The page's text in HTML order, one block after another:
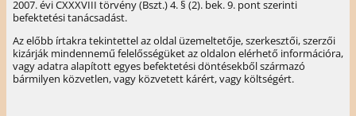
2007. évi CXXXVIII törvény (Bszt.) 4. § (2). bek. 9. pont szerinti
befektetési tanácsadást.
Az előbb írtakra tekintettel az oldal üzemeltetője, szerkesztői, szerzői
kizárják mindennemű felelősségüket az oldalon elérhető információra,
vagy adatra alapított egyes befektetési döntésekből származó
bármilyen közvetlen, vagy közvetett kárért, vagy költségért.